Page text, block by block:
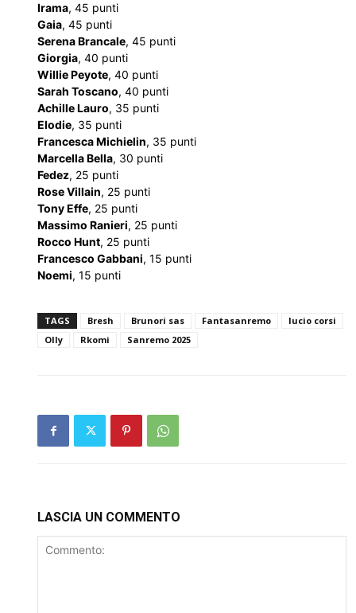
Irama, 45 punti
Gaia, 45 punti
Serena Brancale, 45 punti
Giorgia, 40 punti
Willie Peyote, 40 punti
Sarah Toscano, 40 punti
Achille Lauro, 35 punti
Elodie, 35 punti
Francesca Michielin, 35 punti
Marcella Bella, 30 punti
Fedez, 25 punti
Rose Villain, 25 punti
Tony Effe, 25 punti
Massimo Ranieri, 25 punti
Rocco Hunt, 25 punti
Francesco Gabbani, 15 punti
Noemi, 15 punti
TAGS Bresh Brunori sas Fantasanremo
lucio corsi
Olly
Rkomi Sanremo 2025
LASCIA UN COMMENTO